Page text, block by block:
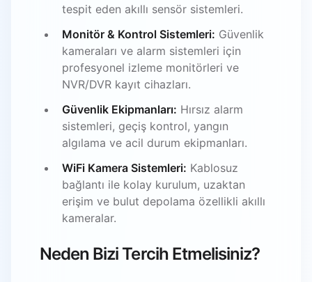
tespit eden akıllı sensör sistemleri.
Monitör & Kontrol Sistemleri: Güvenlik
kameraları ve alarm sistemleri için
profesyonel izleme monitörleri ve
NVR/DVR kayıt cihazları.
Güvenlik Ekipmanları: Hırsız alarm
sistemleri, geçiş kontrol, yangın
algılama ve acil durum ekipmanları.
WiFi Kamera Sistemleri: Kablosuz
bağlantı ile kolay kurulum, uzaktan
erişim ve bulut depolama özellikli akıllı
kameralar.
Neden Bizi Tercih Etmelisiniz?